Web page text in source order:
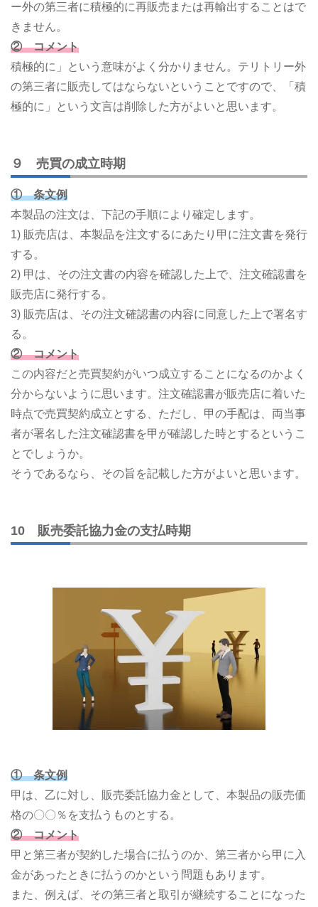
ー外の第三者に積極的に再販売または再輸出することはで
きません。
② コメント
積極的に」という意味がよく分かりません。テリトリー外
の第三者に販売してはならないということですので、「積
極的に」という文言は削除した方がよいと思います。
９ 売買の成立時期
① 条文例
本製品の注文は、下記の手順により確定します。
1) 販売店は、本製品を注文するにあたり甲に注文書を発行
する。
2) 甲は、その注文書の内容を確認した上で、注文確認書を
販売店に発行する。
3) 販売店は、その注文確認書の内容に同意した上で署名す
る。
② コメント
この内容だと売買契約がいつ成立することになるのかよく
分からないように思います。注文確認書が販売店に着いた
時点で売買契約成立とする、ただし、甲の手配は、両当事
者が署名した注文確認書を甲が確認した時とするというこ
とでしょうか。
そうであるなら、その旨を記載した方がよいと思います。
10 販売委託協力金の支払時期
① 条文例
甲は、乙に対し、販売委託協力金として、本製品の販売価
格の〇〇％を支払うものとする。
② コメント
甲と第三者が契約した場合に払うのか、第三者から甲に入
金があったときに払うのかという問題もあります。
また、例えば、その第三者と取引が継続することになった